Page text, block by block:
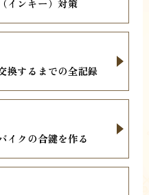
インキー）対策
換するまでの全記録
イクの合鍵を作る